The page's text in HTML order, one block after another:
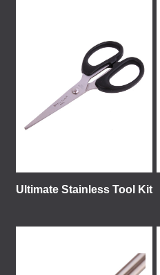
Ultimate Stainless Tool Kit